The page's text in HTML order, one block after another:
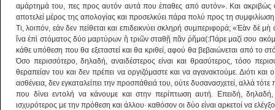
αμάρτημά του, πες προς αυτόν αυτά που έπαθες από αυτόν». Και ακριβώς
αποτελεί μέρος της απολογίας και προσελκύει πάρα πολύ προς τη
Τι, λοιπόν, εάν δεν πείθεται και επιδεικνύει σκληρή συμπεριφορά; «Ἐὰν δὲ
ἵνα ἐπὶ στόματος δύο μαρτύρων ἢ τριῶν σταθῇ πᾶν ῥῆμα(:Πάρε μαζί σου
κάθε υπόθεση που θα εξεταστεί και θα κριθεί, αφού θα βεβαιώνεται από το
Όσο περισσότερο, δηλαδή, αναιδέστερος είναι και θρασύτερος, τόσο
θεραπείαν του και δεν πρέπει να οργιζόμαστε και να αγανακτούμε. Διότι
ασθένεια, δεν εγκαταλείπει την προσπάθειά του, ούτε δυσανασχετεί, αλλά
που δίνει εντολή να κάνουμε και στην περίπτωση αυτή. Επειδή,
ισχυρότερος με την πρόθεση και άλλου· καθόσον οι δύο είναι αρκετοί να